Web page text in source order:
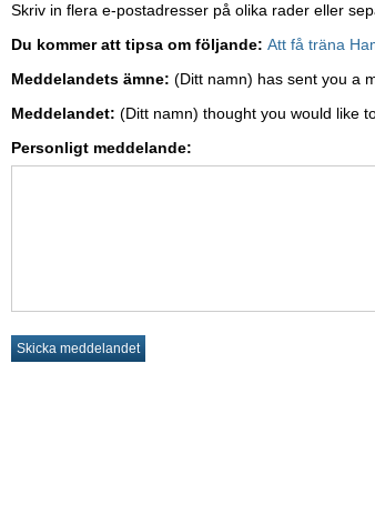
Skriv in flera e-postadresser på olika rader eller
Du kommer att tipsa om följande: Att få träna
Meddelandets ämne: (Ditt namn) has sent you a
Meddelandet: (Ditt namn) thought you would like
Personligt meddelande: